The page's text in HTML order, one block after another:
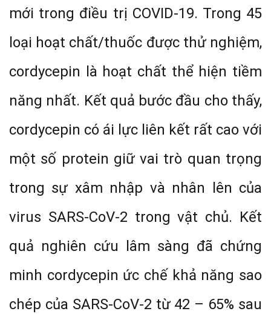
mới trong điều trị COVID-19. Trong 45
loại hoạt chất/thuốc được thử nghiệm,
cordycepin là hoạt chất thể hiện tiềm
năng nhất. Kết quả bước đầu cho thấy,
cordycepin có ái lực liên kết rất cao với
một số protein giữ vai trò quan trọng
trong sự xâm nhập và nhân lên của
virus SARS-CoV-2 trong vật chủ. Kết
quả nghiên cứu lâm sàng đã chứng
minh cordycepin ức chế khả năng sao
chép của SARS-CoV-2 từ 42 – 65% sau